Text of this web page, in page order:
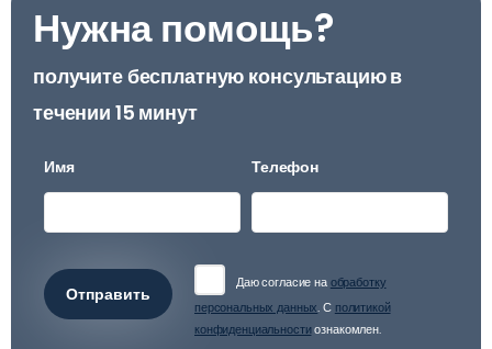
Нужна помощь?
получите бесплатную консультацию в
течении 15 минут
Имя Телефон
Отправить
Даю согласие наобработку
персональных данных. С политикой
конфиденциальностиознакомлен.